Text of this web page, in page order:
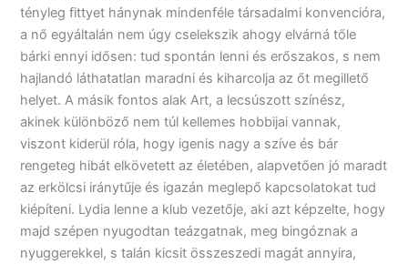
tényleg fittyet hánynak mindenféle társadalmi konvencióra,
a nő egyáltalán nem úgy cselekszik ahogy elvárná tőle
bárki ennyi idősen: tud spontán lenni és erőszakos, s nem
hajlandó láthatatlan maradni és kiharcolja az őt megillető
helyet. A másik fontos alak Art, a lecsúszott színész,
akinek különböző nem túl kellemes hobbijai vannak,
viszont kiderül róla, hogy igenis nagy a szíve és bár
rengeteg hibát elkövetett az életében, alapvetően jó maradt
az erkölcsi iránytűje és igazán meglepő kapcsolatokat tud
kiépíteni. Lydia lenne a klub vezetője, aki azt képzelte, hogy
majd szépen nyugodtan teázgatnak, meg bingóznak a
nyuggerekkel, s talán kicsit összeszedi magát annyira,